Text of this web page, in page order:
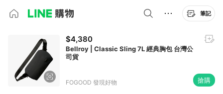
筆記
$4,380
Bellroy | Classic Sling 7L 經典胸包 台灣公
司貨
FOGOOD 發現好物 搶購